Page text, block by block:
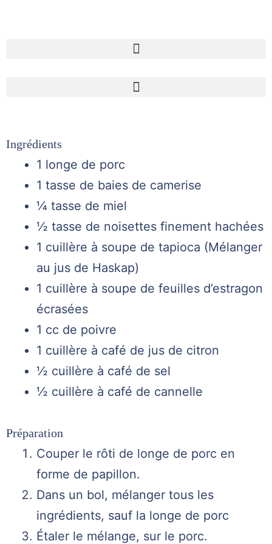
Ingrédients
1 longe de porc
1 tasse de baies de camerise
¼ tasse de miel
½ tasse de noisettes finement hachées
1 cuillère à soupe de tapioca (Mélanger
au jus de Haskap)
1 cuillère à soupe de feuilles d’estragon
écrasées
1 cc de poivre
1 cuillère à café de jus de citron
½ cuillère à café de sel
½ cuillère à café de cannelle
Préparation
Couper le rôti de longe de porc en
forme de papillon.
Dans un bol, mélanger tous les
ingrédients, sauf la longe de porc
Étaler le mélange, sur le porc.